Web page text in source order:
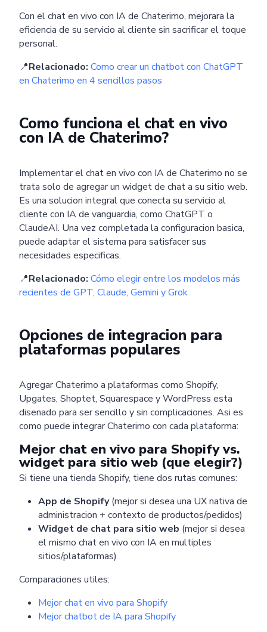
Con el chat en vivo con IA de Chaterimo, mejorara la
eficiencia de su servicio al cliente sin sacrificar el toque
personal.
📍Relacionado: Como crear un chatbot con ChatGPT
en Chaterimo en 4 sencillos pasos
Como funciona el chat en vivo
con IA de Chaterimo?
Implementar el chat en vivo con IA de Chaterimo no se
trata solo de agregar un widget de chat a su sitio web.
Es una solucion integral que conecta su servicio al
cliente con IA de vanguardia, como ChatGPT o
ClaudeAI. Una vez completada la configuracion basica,
puede adaptar el sistema para satisfacer sus
necesidades especificas.
📍Relacionado: Cómo elegir entre los modelos más
recientes de GPT, Claude, Gemini y Grok
Opciones de integracion para
plataformas populares
Agregar Chaterimo a plataformas como Shopify,
Upgates, Shoptet, Squarespace y WordPress esta
disenado para ser sencillo y sin complicaciones. Asi es
como puede integrar Chaterimo con cada plataforma:
Mejor chat en vivo para Shopify vs.
widget para sitio web (que elegir?)
Si tiene una tienda Shopify, tiene dos rutas comunes:
App de Shopify(mejor si desea una UX nativa de
administracion + contexto de productos/pedidos)
Widget de chat para sitio web (mejor si desea
el mismo chat en vivo con IA en multiples
sitios/plataformas)
Comparaciones utiles:
Mejor chat en vivo para Shopify
Mejor chatbot de IA para Shopify